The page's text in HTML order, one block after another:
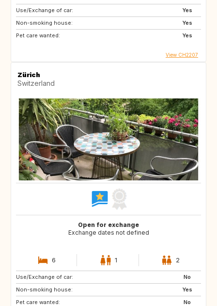
Use/Exchange of car:
Yes
Non-smoking house:
Yes
Pet care wanted:
Yes
View CH2207
Zürich
Switzerland
Open for exchange
Exchange dates not defined
6 1 2
Use/Exchange of car:
No
Non-smoking house:
Yes
Pet care wanted:
No
IT
FR